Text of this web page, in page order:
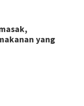
yang